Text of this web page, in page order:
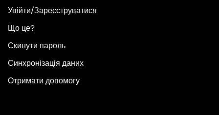
Увійти/Зареєструватися
Що це?
Скинути пароль
Синхронізація даних
Отримати допомогу